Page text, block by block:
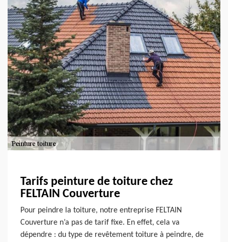
Tarifs peinture de toiture chez
FELTAIN Couverture
Pour peindre la toiture, notre entreprise FELTAIN
Couverture n’a pas de tarif fixe. En effet, cela va
dépendre : du type de revêtement toiture à peindre, de